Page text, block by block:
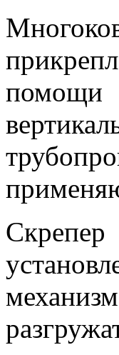
помощи